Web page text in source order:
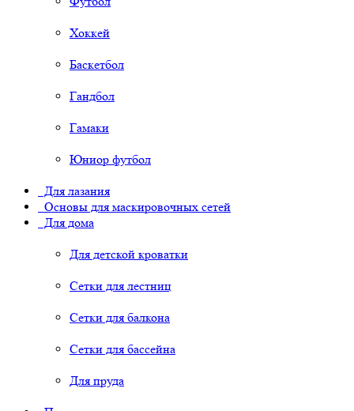
Хоккей
Баскетбол
Гандбол
Гамаки
Юниор футбол
Для лазания
Основы для маскировочных сетей
Для дома
Для детской кроватки
Сетки для лестниц
Сетки для балкона
Сетки для бассейна
Для пруда